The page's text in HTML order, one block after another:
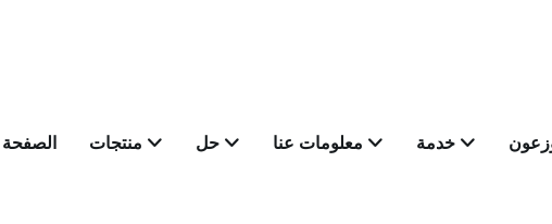
الصفحة منتجات حل معلومات عنا خدمة